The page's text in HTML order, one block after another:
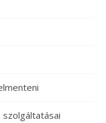
szolgáltatásai